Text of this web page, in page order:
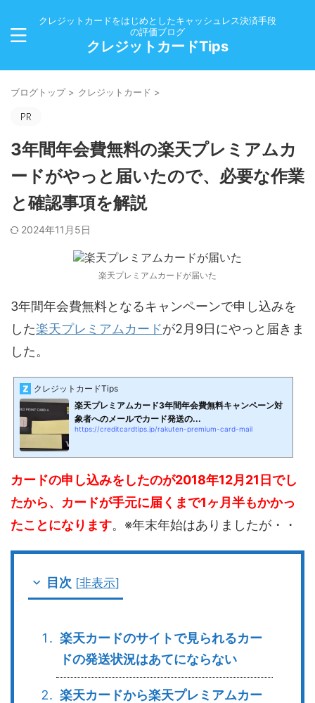
クレジットカードをはじめとしたキャッシュレス決済手段
の評価ブログ
クレジットカードTips
ブログトップ > クレジットカード >
3年間年会費無料の楽天プレミアムカ
ードがやっと届いたので、必要な作業
と確認事項を解説
2024年11月5日
楽天プレミアムカードが届いた
3年間年会費無料となるキャンペーンで申し込みを
した楽天プレミアムカードが2月9日にやっと届きま
した。
クレジットカードTips
楽天プレミアムカード3年間年会費無料キャンペーン対
象者へのメールでカード発送の...
https://creditcardtips.jp/rakuten-premium-card-mail
カードの申し込みをしたのが2018年12月21日でし
たから、カードが手元に届くまで1ヶ月半もかかっ
たことになります。※年末年始はありましたが・・
目次 [非表示]
楽天カードのサイトで見られるカー
ドの発送状況はあてにならない
楽天カードから楽天プレミアムカー